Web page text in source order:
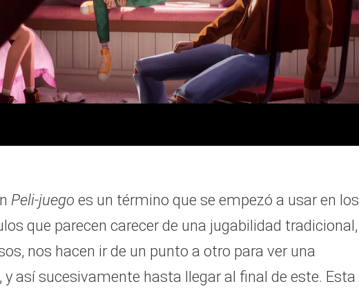
Peli-juego es un término que se empezó a usar en los
que parecen carecer de una jugabilidad tradicional,
nos hacen ir de un punto a otro para ver una
así sucesivamente hasta llegar al final de este. Esta